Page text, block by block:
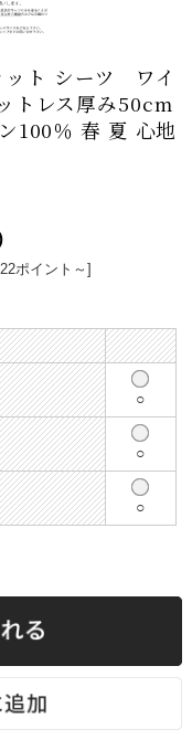
ット シーツ ワイ
トレス厚み50cm
100％ 春 夏 心地
ポイント～]
○
○
○